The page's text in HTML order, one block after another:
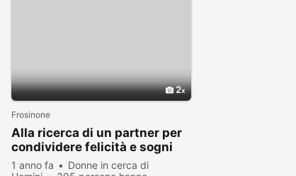
2
Frosinone
Alla ricerca di un partner per
condividere felicità e sogni
1 anno fa
Donne in cerca di